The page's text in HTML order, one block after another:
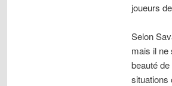
joueurs
Selon
mais il ne
beauté
situations